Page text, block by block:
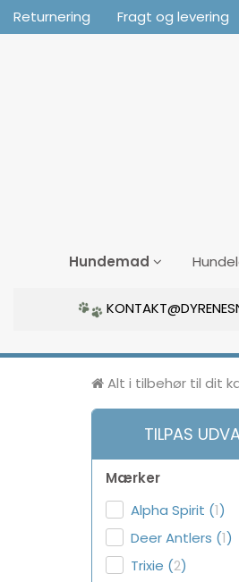
Returnering Fragt og levering
Hundemad
Alt i tilbehør til dit
TILPAS
Mærker
Alpha Spirit (1)
Deer Antlers (1)
Trixie (2)